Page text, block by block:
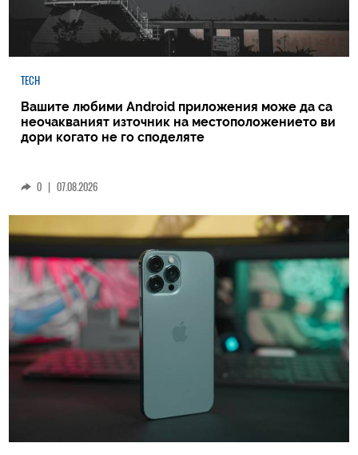
TECH
Вашите любими Android приложения може да са
неочакваният източник на местоположението ви
дори когато не го споделяте
0 | 07.08.2026